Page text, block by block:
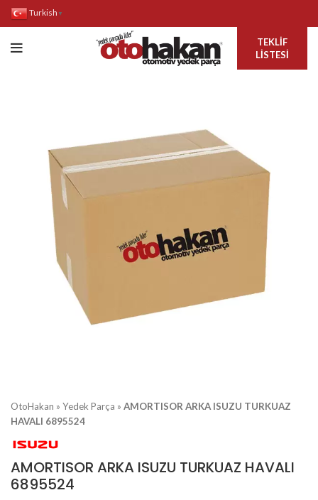
Turkish ▼
TEKLIF
LISTESI
OtoHakan » Yedek Parça » AMORTISOR ARKA ISUZU TURKUAZ
HAVALI 6895524
AMORTISOR ARKA ISUZU TURKUAZ HAVALI
6895524